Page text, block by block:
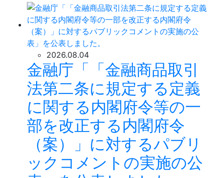
2026.08.04
金融庁「「金融商品取引
法第二条に規定する定義
に関する内閣府令等の一
部を改正する内閣府令
（案）」に対するパブリ
ックコメントの実施の公